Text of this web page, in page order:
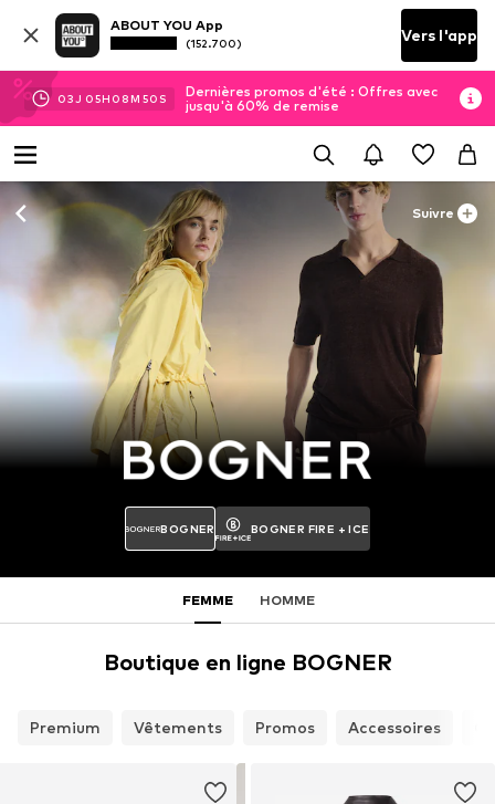
ABOUT YOU App
(152.700) Vers l'app
03J 05H 08M 49 S
Dernières promos d'été : Offres avec
jusqu'à 60% de remise
Suivre
BOGNER BOGNER FIRE + ICE
FEMME HOMME
Boutique en ligne BOGNER
Premium Vêtements Promos Accessoires